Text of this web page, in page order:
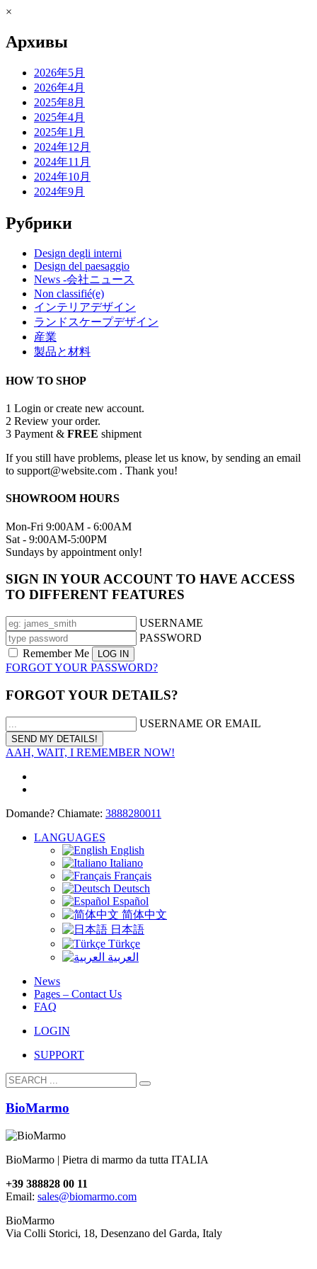
×
Архивы
2026年5月
2026年4月
2025年8月
2025年4月
2025年1月
2024年12月
2024年11月
2024年10月
2024年9月
Рубрики
Design degli interni
Design del paesaggio
News -会社ニュース
Non classifié(e)
インテリアデザイン
ランドスケープデザイン
産業
製品と材料
HOW TO SHOP
1 Login or create new account.
2 Review your order.
3 Payment & FREE shipment
If you still have problems, please let us know, by sending an email
to support@website.com . Thank you!
SHOWROOM HOURS
Mon-Fri 9:00AM - 6:00AM
Sat - 9:00AM-5:00PM
Sundays by appointment only!
SIGN IN YOUR ACCOUNT TO HAVE ACCESS
TO DIFFERENT FEATURES
USERNAME
PASSWORD
Remember Me
FORGOT YOUR PASSWORD?
FORGOT YOUR DETAILS?
USERNAME OR EMAIL
AAH, WAIT, I REMEMBER NOW!
Domande? Chiamate: 3888280011
LANGUAGES
English
Italiano
Français
Deutsch
Español
简体中文
日本語
Türkçe
العربية
News
Pages – Contact Us
FAQ
LOGIN
SUPPORT
BioMarmo
BioMarmo | Pietra di marmo da tutta ITALIA
+39 388828 00 11
Email: sales@biomarmo.com
BioMarmo
Via Colli Storici, 18, Desenzano del Garda, Italy